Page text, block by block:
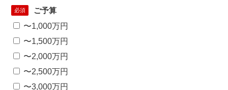
必須
ご予算
〜1,000万円
〜1,500万円
〜2,000万円
〜2,500万円
〜3,000万円